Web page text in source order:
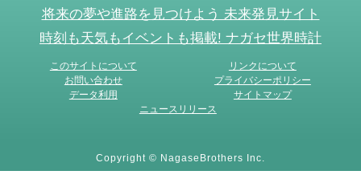
将来の夢や進路を見つけよう 未来発見サイト
時刻も天気もイベントも掲載! ナガセ世界時計
このサイトについて
リンクについて
お問い合わせ
プライバシーポリシー
データ利用
サイトマップ
ニュースリリース
Copyright © NagaseBrothers Inc.